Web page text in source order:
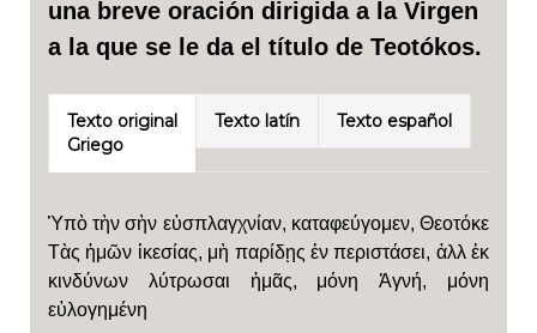
una breve oración dirigida a la Virgen
a la que se le da el título de Teotókos.
Texto original
Griego
Texto latín Texto español
Ὑπὸ τὴν σὴν εὐσπλαγχνίαν, καταφεύγομεν, Θεοτόκε
Τὰς ἡμῶν ἱκεσίας, μὴ παρίδῃς ἐν περιστάσει, ἀλλ ἐκ
κινδύνων λύτρωσαι ἡμᾶς, μόνη Ἁγνή, μόνη
εὐλογημένη